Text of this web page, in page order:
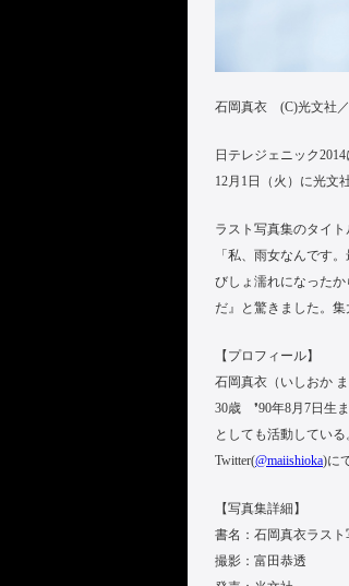
石岡真衣 (C)光文社
日テレジェニック
12月1日（火）に光文
ラスト写真集のタイト
「私、雨女なんです
びしょ濡れになった
だ』と驚きました。
【プロフィール】
石岡真衣（いしおか ま
30歳 ❜90年8月7日生
としても活動してい
Twitter(@maiishioka)に
【写真集詳細】
書名：石岡真衣ラスト
撮影：富田恭透